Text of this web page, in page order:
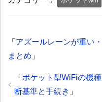
「 アズールレーンが重い
まとめ 」
「 ポケット型WiFiの機
断基準と手続き 」